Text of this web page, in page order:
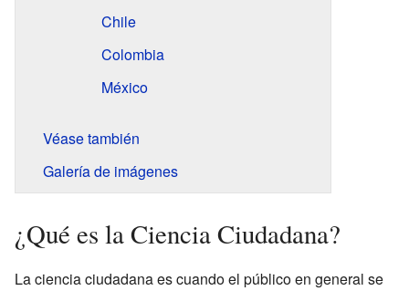
Chile
Colombia
México
Véase también
Galería de imágenes
¿Qué es la Ciencia Ciudadana?
La ciencia ciudadana es cuando el público en general se